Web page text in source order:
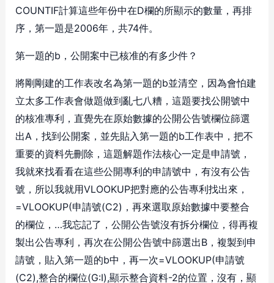
COUNTIF計算這些年份中在D欄的所顯示的數量，再排
序，第一題是2006年，共74件。
第一題的b，公開案中已核准的有多少件？
將剛剛建的工作表改名為第一題的b並清空，因為會怕建
立太多工作表會做題做到亂七八糟，這題要找公開號中
的核准專利，直覺先在原始數據的公開公告號欄位篩選
出A，找到公開案，並先貼入第一題的b工作表中，把不
重要的資料先刪除，這題解題作法核心一定是申請號，
我就來找看看在這些公開專利的申請號中，有沒有公告
號，所以我就用VLOOKUP把對應的公告專利找出來，
=VLOOKUP(申請號(C2)，再來選取原始數據中要整合
的欄位，…我忘記了，公開公告號沒有拆分欄位，得再複
製出公告專利，再次在公開公告號中篩選出B，複製到申
請號，貼入第一題的b中，再一次=VLOOKUP(申請號
(C2),整合的欄位(G:I),顯示整合資料-2的位置，沒有，顯